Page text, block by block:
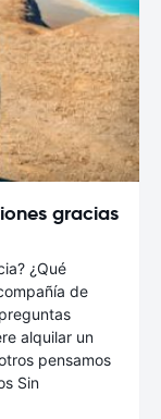
gracias
¿Qué
de
alquilar un
pensamos
Sin